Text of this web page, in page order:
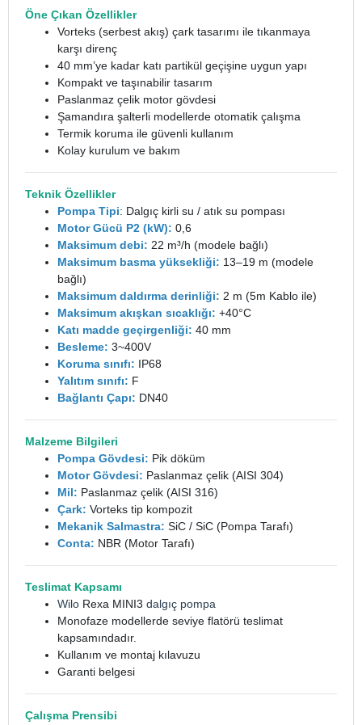
Öne Çıkan Özellikler
Vorteks (serbest akış) çark tasarımı ile tıkanmaya
karşı direnç
40 mm’ye kadar katı partikül geçişine uygun yapı
Kompakt ve taşınabilir tasarım
Paslanmaz çelik motor gövdesi
Şamandıra şalterli modellerde otomatik çalışma
Termik koruma ile güvenli kullanım
Kolay kurulum ve bakım
Teknik Özellikler
Pompa Tipi: Dalgıç kirli su / atık su pompası
Motor Gücü P2 (kW): 0,6
Maksimum debi: 22 m³/h (modele bağlı)
Maksimum basma yüksekliği: 13–19 m (modele
bağlı)
Maksimum daldırma derinliği: 2 m (5m Kablo ile)
Maksimum akışkan sıcaklığı: +40°C
Katı madde geçirgenliği: 40 mm
Besleme: 3~400V
Koruma sınıfı: IP68
Yalıtım sınıfı: F
Bağlantı Çapı: DN40
Malzeme Bilgileri
Pompa Gövdesi: Pik döküm
Motor Gövdesi: Paslanmaz çelik (AISI 304)
Mil: Paslanmaz çelik (AISI 316)
Çark: Vorteks tip kompozit
Mekanik Salmastra: SiC / SiC (Pompa Tarafı)
Conta: NBR (Motor Tarafı)
Teslimat Kapsamı
Wilo Rexa MINI3 dalgıç pompa
Monofaze modellerde seviye flatörü teslimat
kapsamındadır.
Kullanım ve montaj kılavuzu
Garanti belgesi
Çalışma Prensibi